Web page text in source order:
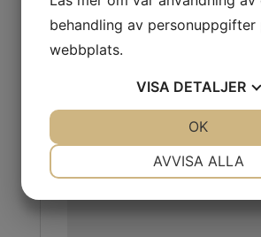
Det finns inga recensioner än.
Bli först med att recensera
Obligatoriska fält är märkta
Din recension*
behandling av personuppgifter
webbplats.
VISA DETALJER
AVVISA ALLA
OK